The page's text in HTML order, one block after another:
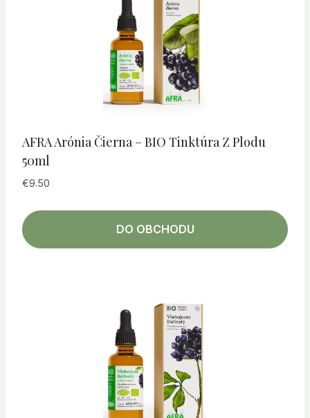
AFRA Arónia Čierna – BIO Tinktúra Z Plodu
50ml
€9.50
DO OBCHODU